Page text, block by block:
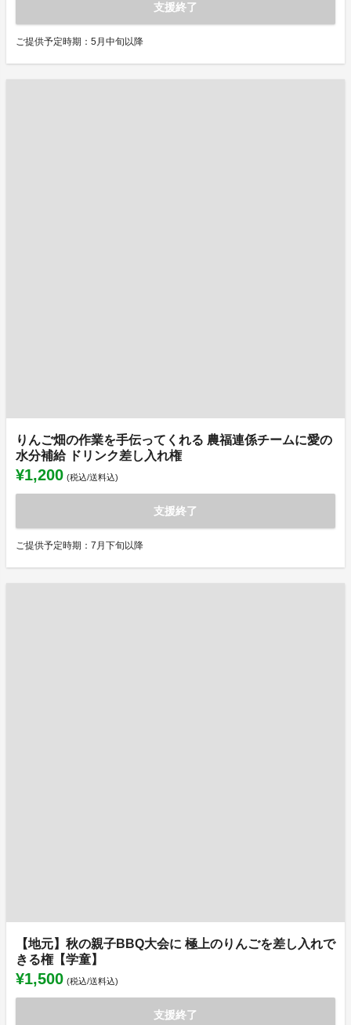
支援終了
ご提供予定時期：5月中旬以降
りんご畑の作業を手伝ってくれる 農福連係チームに愛の
水分補給 ドリンク差し入れ権
¥1,200 (税込/送料込)
支援終了
ご提供予定時期：7月下旬以降
【地元】秋の親子BBQ大会に 極上のりんごを差し入れで
きる権【学童】
¥1,500 (税込/送料込)
支援終了